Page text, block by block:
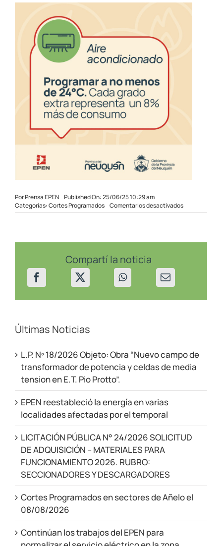
PorPrensa EPEN Published On: 25/06/25 10:29 am
Categorías:Cortes Programados Comentarios desactivadosen
Compartí la noticia
Últimas Noticias
L.P. Nº 18/2026 Objeto: Obra “Nuevo campo de
transformador de potencia y celdas de media
tension en E.T. Pio Protto”.
EPEN reestableció la energía en varias
localidades afectadas por el temporal
LICITACIÓN PÚBLICA N° 24/2026 SOLICITUD
DE ADQUISICIÓN – MATERIALES PARA
FUNCIONAMIENTO 2026. RUBRO:
SECCIONADORES Y DESCARGADORES
Cortes Programados en sectores de Añelo el
08/08/2026
Continúan los trabajos del EPEN para